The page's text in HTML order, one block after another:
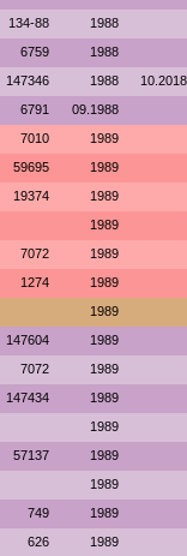
134-88 1988
6759 1988
147346 1988 10.2018
6791 09.1988
7010 1989
59695 1989
19374 1989
1989
7072 1989
1274 1989
1989
147604 1989
7072 1989
147434 1989
1989
57137 1989
1989
749 1989
626 1989